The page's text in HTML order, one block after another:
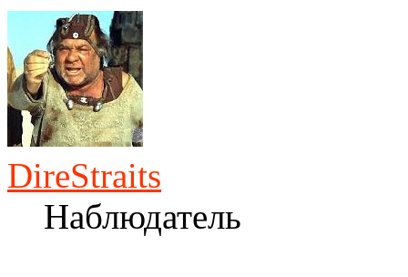
DireStraits
Наблюдатель